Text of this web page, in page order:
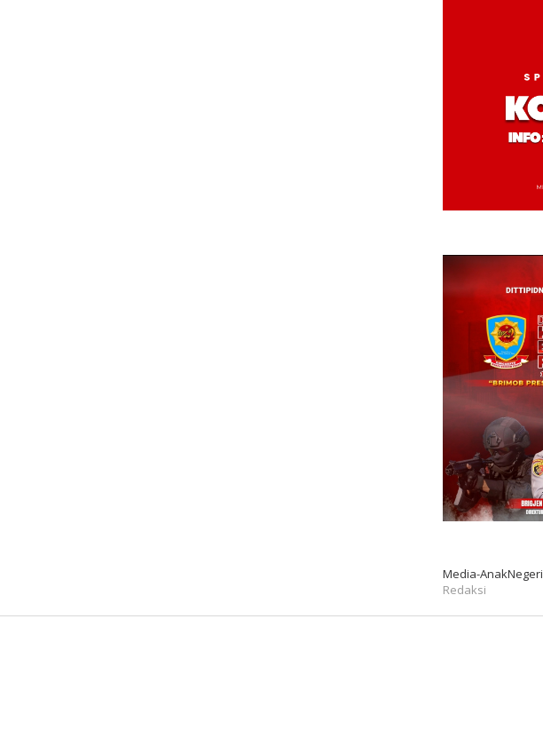
Media-AnakNegeri
Redaksi